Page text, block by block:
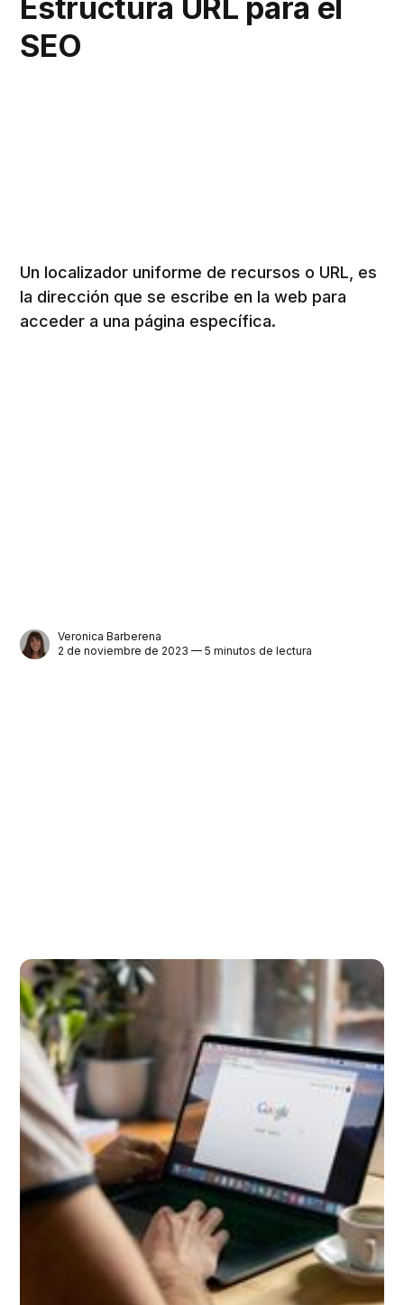
Estructura URL para el
SEO
Un localizador uniforme de recursos o URL, es
la dirección que se escribe en la web para
acceder a una página específica.
Veronica Barberena
2 de noviembre de 2023 — 5 minutos de lectura